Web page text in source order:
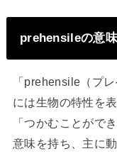
prehensileの意
「prehensile（プ
には生物の特性を
「つかむことがで
意味を持ち、主に